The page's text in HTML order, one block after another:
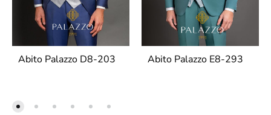
Abito Palazzo D8-203 Abito Palazzo E8-293